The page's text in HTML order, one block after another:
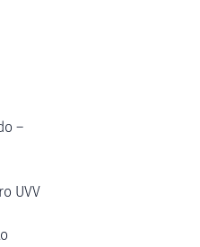
–
UVV